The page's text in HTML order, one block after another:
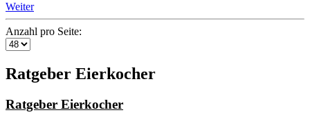
Weiter
Anzahl pro Seite:
Ratgeber Eierkocher
Ratgeber Eierkocher